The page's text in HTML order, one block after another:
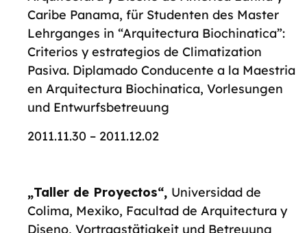
Caribe Panama, für Studenten des Master
Lehrganges in “Arquitectura Biochinatica”:
Criterios y estrategios de Climatization
Pasiva. Diplamado Conducente a la Maestria
en Arquitectura Biochinatica, Vorlesungen
und Entwurfsbetreuung
2011.11.30 – 2011.12.02
„Taller de Proyectos“, Universidad de
Colima, Mexiko, Facultad de Arquitectura y
Diseno, Vortragstätigkeit und Betreuung